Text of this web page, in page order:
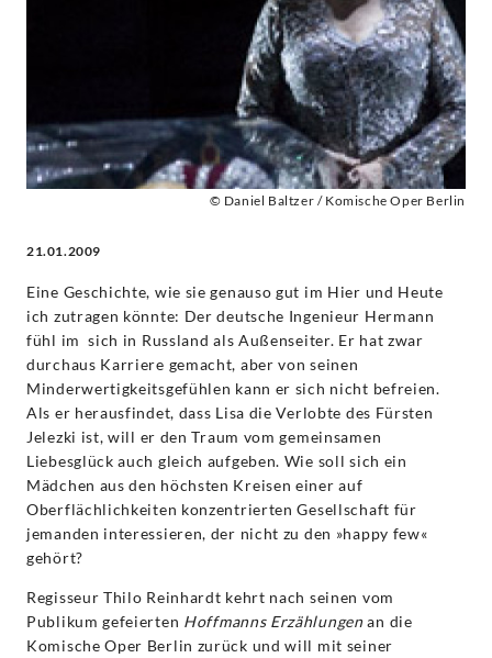
© Daniel Baltzer / Komische Oper Berlin
21.01.2009
Eine Geschichte, wie sie genauso gut im Hier und Heute
ich zutragen könnte: Der deutsche Ingenieur Hermann
fühl im sich in Russland als Außenseiter. Er hat zwar
durchaus Karriere gemacht, aber von seinen
Minderwertigkeitsgefühlen kann er sich nicht befreien.
Als er herausfindet, dass Lisa die Verlobte des Fürsten
Jelezki ist, will er den Traum vom gemeinsamen
Liebesglück auch gleich aufgeben. Wie soll sich ein
Mädchen aus den höchsten Kreisen einer auf
Oberflächlichkeiten konzentrierten Gesellschaft für
jemanden interessieren, der nicht zu den »happy few«
gehört?
Regisseur Thilo Reinhardt kehrt nach seinen vom
Publikum gefeierten Hoffmanns Erzählungenan die
Komische Oper Berlin zurück und will mit seiner